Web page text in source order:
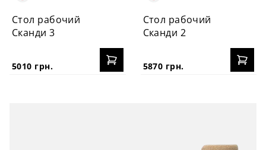
Стол рабочий
Сканди 3
5010 грн.
Стол рабочий
Сканди 2
5870 грн.